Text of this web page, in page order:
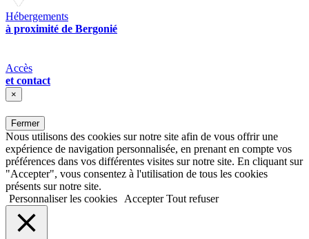
Hébergements
à proximité de Bergonié
Accès
et contact
×
Fermer
Nous utilisons des cookies sur notre site afin de vous offrir une
expérience de navigation personnalisée, en prenant en compte vos
préférences dans vos différentes visites sur notre site. En cliquant sur
"Accepter", vous consentez à l'utilisation de tous les cookies
présents sur notre site.
Personnaliser les cookies
Accepter Tout refuser